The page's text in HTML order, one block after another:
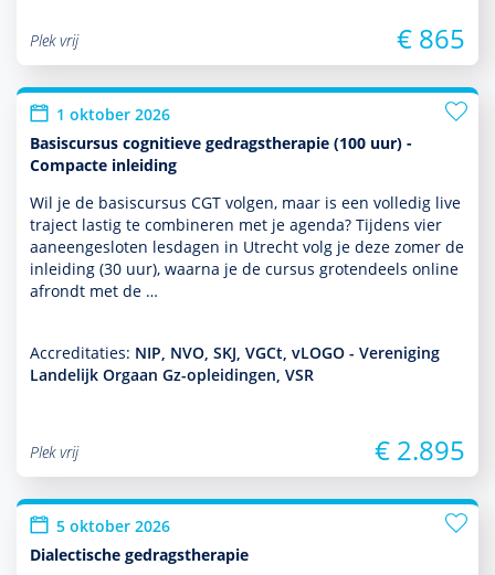
Plek vrij € 865
1 oktober 2026
Basiscursus cognitieve gedragstherapie (100 uur) -
Compacte inleiding
Wil je de basis­cursus CGT volgen, maar is een volledig live
traject lastig te combineren met je agenda? Tijdens vier
aaneengesloten lesdagen in Utrecht volg je deze zomer de
inleiding (30 uur), waarna je de cursus grotendeels online
afrondt met de …
Accreditaties: NIP, NVO, SKJ, VGCt, vLOGO - Vereniging
Landelijk Orgaan Gz-opleidingen, VSR
Plek vrij € 2.895
5 oktober 2026
Dialectische gedragstherapie